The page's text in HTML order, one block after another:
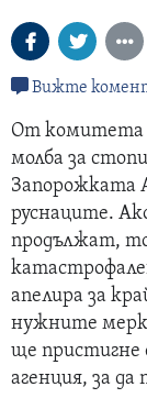
Вижте
От комитета
молба за
Запорожката
руснаците.
продължат,
апелира за
нужните
ще
агенция, за да